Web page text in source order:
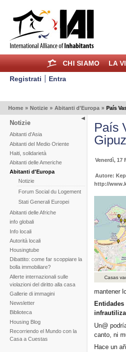
CHI SIAMO LA
Registrati Entra
Home » Notizie » Abitanti d'Europa » País
Notizie
Abitanti d'Asia
Abitanti del Medio Oriente
Haiti, solidarietà
Abitanti delle Americhe
Abitanti d'Europa
Notizie
Forum Social du Logement
Stati Generali Europei
Abitanti delle Afriche
info globali
Info locali
Autorità locali
Housingtube
Dibattito: come far scoppiare la
bolla immobiliare?
Allerte internazionali sulle
violazioni del diritto alla casa
Gallerie di immagini
Newsletter
Biblioteca
Housing Blog
Recorriendo el Mundo con la
Casa a Cuestas
País
Venerdì, 17
Autore:
http://
Casas
mantener
Un@
canto, ni
Hace un